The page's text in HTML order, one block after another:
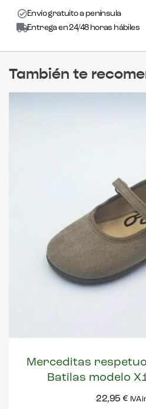
Envío gratuito a península
Entrega en 24/48 horas hábiles
También te
Merceditas
Batilas modelo
22,95 € IVA